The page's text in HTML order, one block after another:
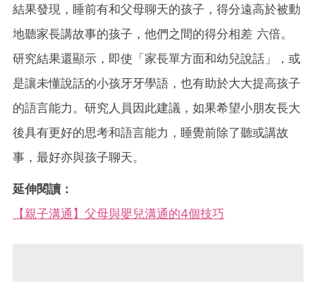
結果發現，睡前有和父母聊天的孩子，得分遠高於被動
地聽家長講故事的孩子，他們之間的得分相差 六倍。
研究結果還顯示，即使「家長單方面和幼兒說話」，或
是讓未懂說話的小孩牙牙學語，也有助於大大提高孩子
的語言能力。研究人員因此建議，如果希望小朋友長大
後具有更好的思考和語言能力，睡覺前除了聽或講故
事，最好亦與孩子聊天。
延伸閱讀：
【親子溝通】父母與嬰兒溝通的4個技巧